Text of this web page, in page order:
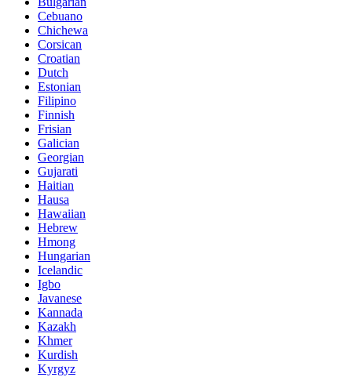
Cebuano
Chichewa
Corsican
Croatian
Dutch
Estonian
Filipino
Finnish
Frisian
Galician
Georgian
Gujarati
Haitian
Hausa
Hawaiian
Hebrew
Hmong
Hungarian
Icelandic
Igbo
Javanese
Kannada
Kazakh
Khmer
Kurdish
Kyrgyz